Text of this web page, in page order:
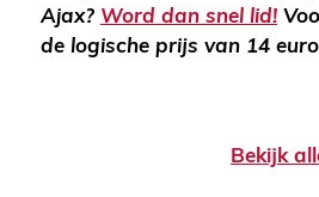
Ajax? Word dan snel lid!
de logische prijs van 14
Bekijk